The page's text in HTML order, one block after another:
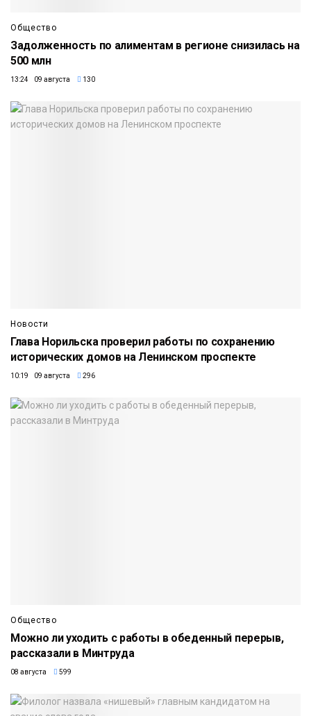
Общество
Задолженность по алиментам в регионе снизилась на
500 млн
13:24 09 августа 130
Новости
Глава Норильска проверил работы по сохранению
исторических домов на Ленинском проспекте
10:19 09 августа 296
Общество
Можно ли уходить с работы в обеденный перерыв,
рассказали в Минтруда
08 августа 599